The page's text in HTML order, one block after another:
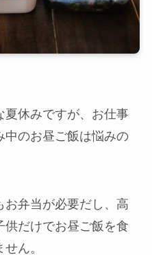
夏休みですが、お仕事
中のお昼ご飯は悩みの
弁当が必要だし、高
だけでお昼ご飯を食
ん。